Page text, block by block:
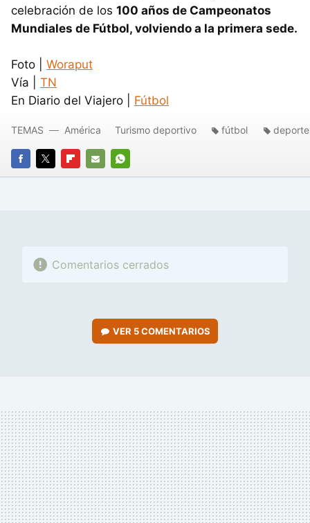
celebración de los 100 años de Campeonatos
Mundiales de Fútbol, volviendo a la primera sede.
Foto | Woraput
Vía | TN
En Diario del Viajero | Fútbol
FACEBOOK
TWITTERFLIPBOARD
E-
WHATSAPP
TEMAS América Turismo deportivo fútbol deporte
Comentarios cerrados
VER 5 COMENTARIOS